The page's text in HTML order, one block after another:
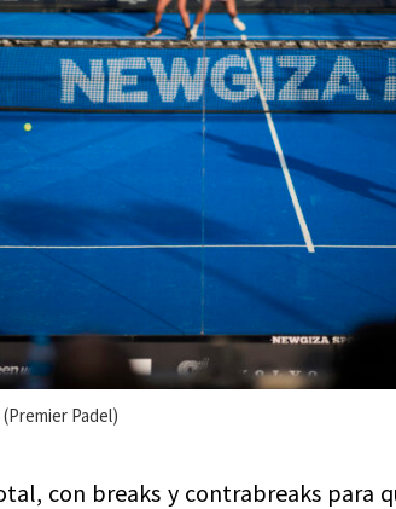
Padel)
con breaks y contrabreaks para